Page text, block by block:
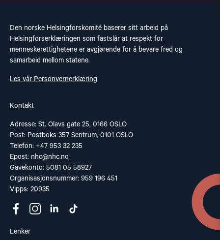
Den norske Helsingforskomité baserer sitt arbeid på
Helsingforserklæringen som fastslår at respekt for
menneskerettighetene er avgjørende for å bevare fred og
samarbeid mellom statene.
Les vår Personvernerklæring
Kontakt
Adresse: St. Olavs gate 25, 0166 OSLO
Post: Postboks 357 Sentrum, 0101 OSLO
Telefon: +47 953 32 235
Epost: nhc@nhc.no
Gavekonto: 5081 05 58927
Organisasjonsnummer: 959 196 451
Vipps: 20935
Lenker